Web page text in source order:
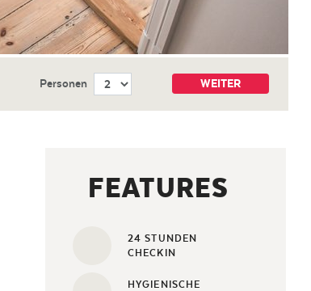
Personen WEITER
FEATURES
24 STUNDEN
CHECKIN
HYGIENISCHE